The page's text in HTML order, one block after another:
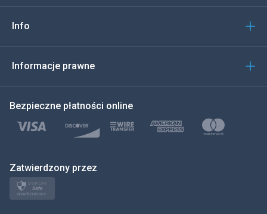
Włoski
한국의
Info
Informacje prawne
Bezpieczne płatności online
Zatwierdzony przez